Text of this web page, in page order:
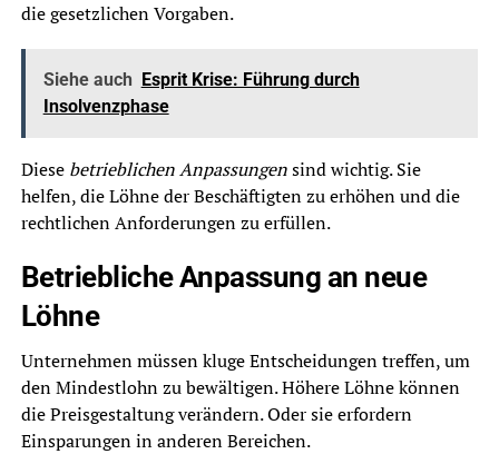
die gesetzlichen Vorgaben.
Siehe auch Esprit Krise: Führung durch
Insolvenzphase
Diese betrieblichen Anpassungensind wichtig. Sie
helfen, die Löhne der Beschäftigten zu erhöhen und die
rechtlichen Anforderungen zu erfüllen.
Betriebliche Anpassung an neue
Löhne
Unternehmen müssen kluge Entscheidungen treffen, um
den Mindestlohn zu bewältigen. Höhere Löhne können
die Preisgestaltung verändern. Oder sie erfordern
Einsparungen in anderen Bereichen.